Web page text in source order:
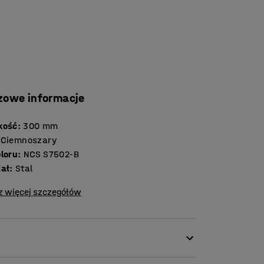
informacje
: 300 mm
Ciemnoszary
: NCS S7502-B
: Stal
więcej szczegółów